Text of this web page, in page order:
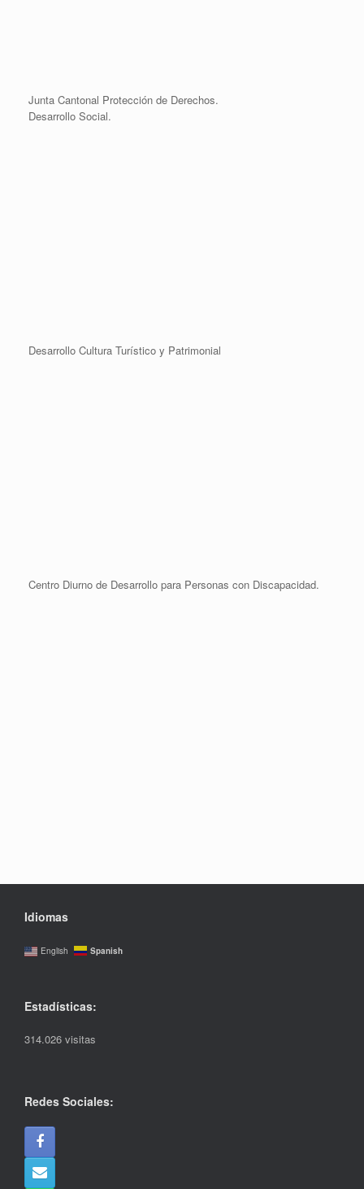
Junta Cantonal Protección de Derechos.
Desarrollo Social.
Desarrollo Cultura Turístico y Patrimonial
Centro Diurno de Desarrollo para Personas con Discapacidad.
Idiomas
English Spanish
Estadísticas:
314.026 visitas
Redes Sociales: